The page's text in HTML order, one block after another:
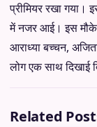
प्रीमियर रखा गया।
में नजर आई। इस मौके
आराध्या बच्चन,
लोग एक साथ दिखाई
Related